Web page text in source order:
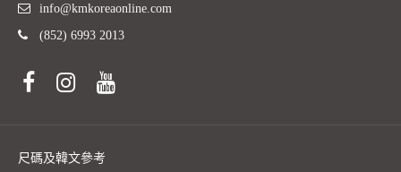
info@kmkoreaonline.com
(852) 6993 2013
尺碼及韓文參考